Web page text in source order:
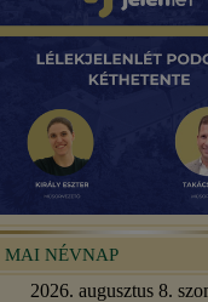
MAI NÉVNAP
2026. augusztus 8.